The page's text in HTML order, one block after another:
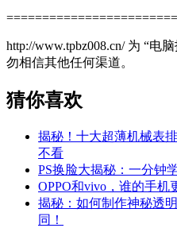
http://www.tpbz008.cn/ 为 “电
勿相信其他任何渠道。
猜你喜欢
揭秘！十大超薄机械表
不看
PS换脸大揭秘：一分钟
OPPO和vivo，谁的手机
揭秘：如何制作神秘透
同！